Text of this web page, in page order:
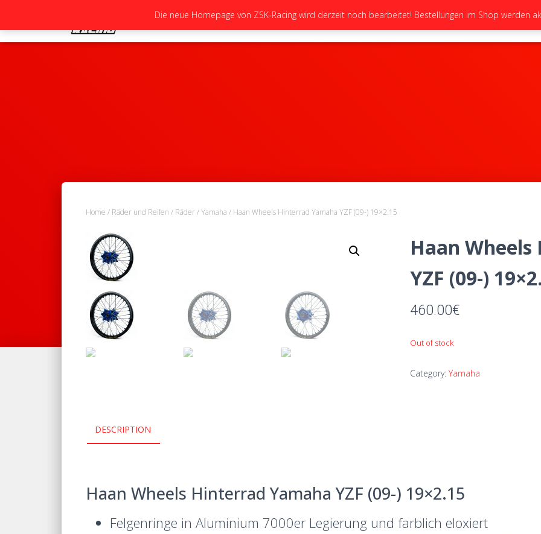
STARTSEITE NEUIGKEITEN GALERIE
Home / Räder und Reifen / Räder/Yamaha / Haan Wheels Hinterrad Yamaha YZF (09-) 19×2.15
Haan
YZF (09-)
460.00€
Out of stock
Category: Yamaha
DESCRIPTION
Haan Wheels Hinterrad Yamaha YZF (09-) 19×2.15
Felgenringe in Aluminium 7000er Legierung und farblich eloxiert
Die neue Homepage von ZSK-Racing wird derzeit noch bearbeitet! Bestellungen im Shop werden